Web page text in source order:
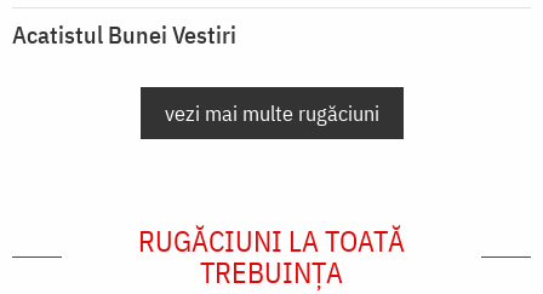
Acatistul Bunei Vestiri
vezi mai multe rugăciuni
RUGĂCIUNI LA TOATĂ
TREBUINȚA